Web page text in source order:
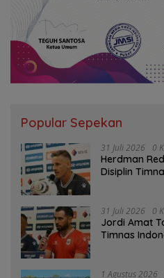
Popular Sepekan
31 Juli 2026 0
Herdman
Disiplin
31 Juli 2026 0
Jordi Amat
Timnas
1 Agustus 2026